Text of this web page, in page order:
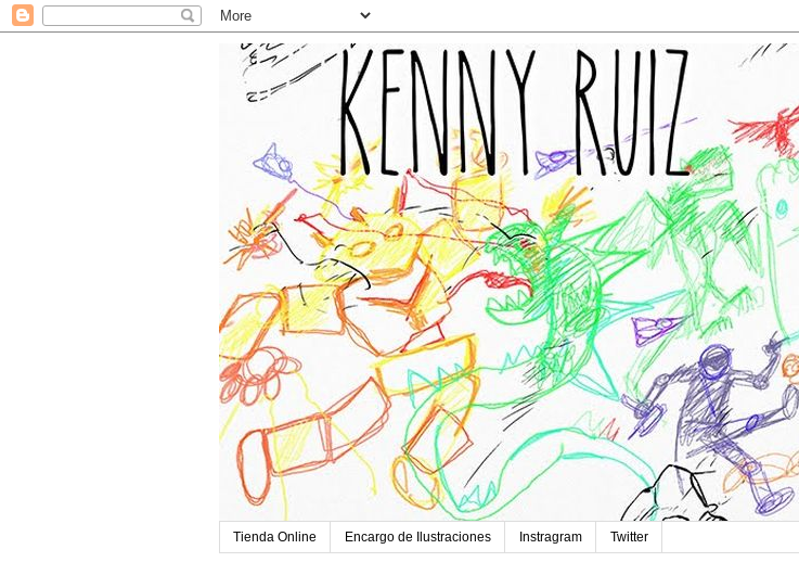
Tienda Online Encargo de Ilustraciones Instragram Twitter